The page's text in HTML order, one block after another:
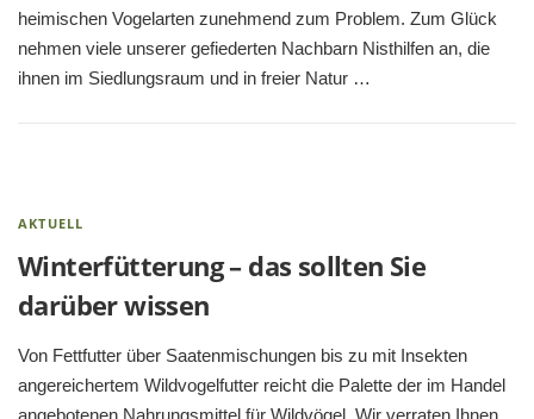
heimischen Vogelarten zunehmend zum Problem. Zum Glück
nehmen viele unserer gefiederten Nachbarn Nisthilfen an, die
ihnen im Siedlungsraum und in freier Natur …
AKTUELL
Winterfütterung – das sollten Sie
darüber wissen
Von Fettfutter über Saatenmischungen bis zu mit Insekten
angereichertem Wildvogelfutter reicht die Palette der im Handel
angebotenen Nahrungsmittel für Wildvögel. Wir verraten Ihnen,